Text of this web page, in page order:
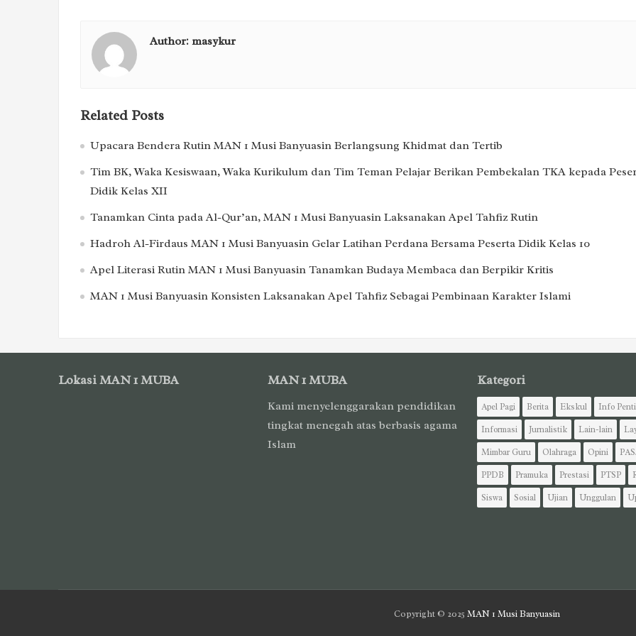
Author: masykur
Related Posts
Upacara Bendera Rutin MAN 1 Musi Banyuasin Berlangsung Khidmat dan Tertib
Tim BK, Waka Kesiswaan, Waka Kurikulum dan Tim Teman Pelajar Berikan Pembekalan TKA kepada
Didik Kelas XII
Tanamkan Cinta pada Al-Qur’an, MAN 1 Musi Banyuasin Laksanakan Apel Tahfiz Rutin
Hadroh Al-Firdaus MAN 1 Musi Banyuasin Gelar Latihan Perdana Bersama Peserta Didik Kelas 10
Apel Literasi Rutin MAN 1 Musi Banyuasin Tanamkan Budaya Membaca dan Berpikir Kritis
MAN 1 Musi Banyuasin Konsisten Laksanakan Apel Tahfiz Sebagai Pembinaan Karakter Islami
Lokasi MAN 1 MUBA MAN 1 MUBA
Kami menyelenggarakan pendidikan
tingkat menegah atas berbasis agama
Islam
Kategori
Apel Pagi Berita Ekskul
Info
Informasi
Jurnalistik Lain-lain
Mimbar Guru
Olahraga Opini
PPDB
Pramuka Prestasi PTSP
Siswa
Sosial Ujian Unggulan
Copyright © 2025 MAN 1 Musi Banyuasin